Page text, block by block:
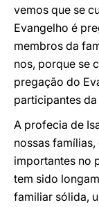
vemos que se
Evangelho é
membros da
nos, porque se
pregação do
participantes
A profecia de
nossas
importantes no
tem sido
familiar sólida,